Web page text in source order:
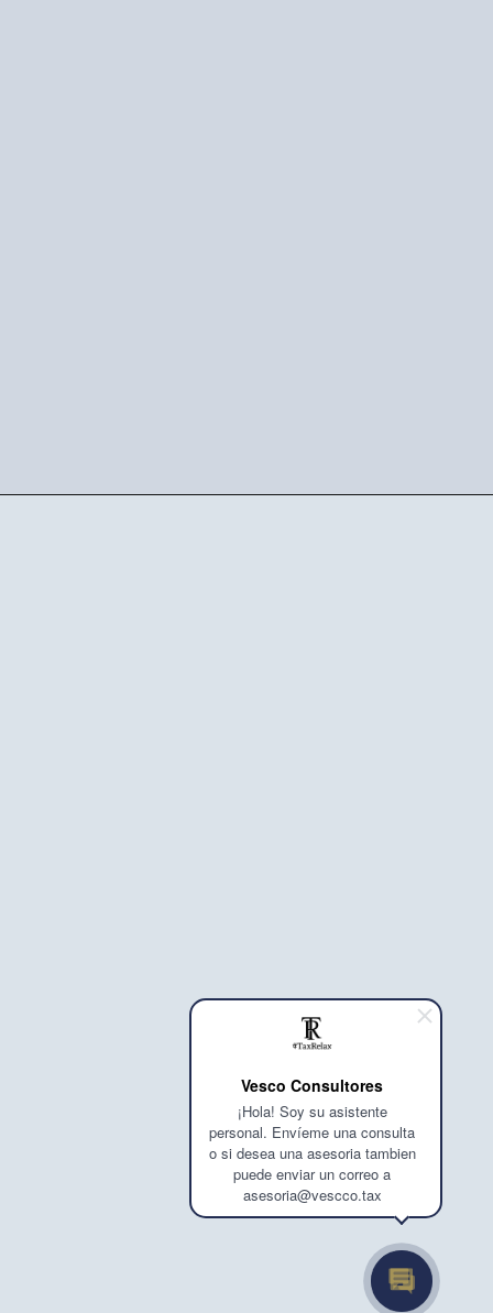
Vesco Consultores
¡Hola! Soy su asistente
personal. Envíeme una consulta
o si desea una asesoria tambien
puede enviar un correo a
asesoria@vescco.tax